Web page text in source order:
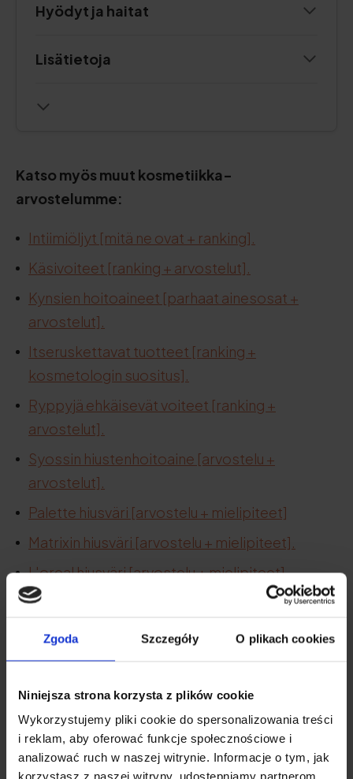
Zgoda Szczegóły O plikach cookies
Niniejsza strona korzysta z plików cookie
Wykorzystujemy pliki cookie do spersonalizowania treści
i reklam, aby oferować funkcje społecznościowe i
analizować ruch w naszej witrynie. Informacje o tym, jak
korzystasz z naszej witryny, udostępniamy partnerom
Hyödyt ja haitat
Lisätietoja
Katso myös muut kosmetiikka-
arvostelumme:
Intiimiöljyt [mitä ne ovat + ranking].
Käsivoiteet [ranking + arvostelut].
Kynsien hoitoaineet [parhaat ainesosat +
arvostelut].
Itseruskettavat tuotteet [ranking +
kosmetologin suositus].
Ryppyjä ehkäisevät voiteet [ranking +
arvostelut].
Syossin hiustenhoitoaine [arvostelu +
arvostelut].
Palette hiusväri [arvostelu + mielipiteet]
Matrixin hiusväri [arvostelu + mielipiteet].
L'oreal hiusväri [arvostelu + mielipiteet].
Wella hiusväri [arvostelu + mielipiteet].
toimivatko
hiustenlähtöshampoot?